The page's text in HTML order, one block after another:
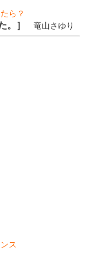
ら？
。］ 竜山さゆり
ス